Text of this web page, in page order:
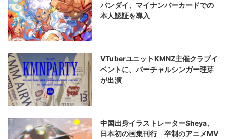
バンダイ、マイナンバーカードでの
本人認証を導入
VTuberユニットKMNZ主催クラブイ
ベントに、バーチャルシンガー理芽
が出演
中国出身イラストレーターSheya、
日本初の画集刊行 卒制のアニメMV